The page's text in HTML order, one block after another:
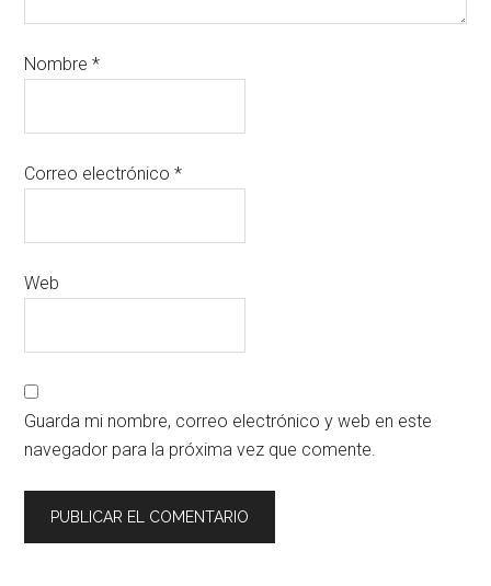
Nombre*
Correo electrónico*
Web
Guarda mi nombre, correo electrónico y web en este
navegador para la próxima vez que comente.